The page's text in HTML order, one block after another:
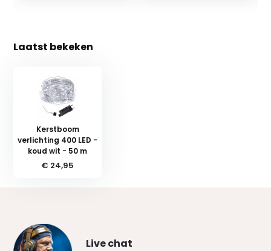
Laatst bekeken
Kerstboom
verlichting 400 LED -
koud wit - 50 m
€ 24,95
Live chat